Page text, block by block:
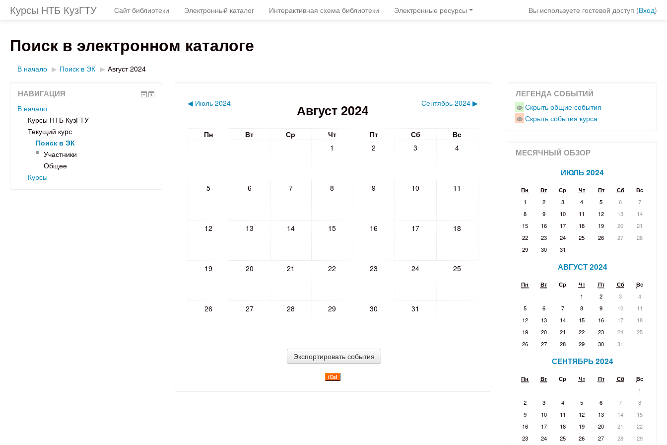
Курсы НТБ КузГТУ Вы используете гостевой доступ (Вход)
Сайт библиотеки Электронный каталог Интерактивная схема библиотеки Электронные ресурсы
Поиск в электронном каталоге
В начало ▶ Поиск в ЭК ▶ Август 2024
◀ Июль 2024 Август 2024 Сентябрь 2024 ▶
Пн Вт Ср Чт Пт Сб
Вс
1
2 3 4
5 6 7 8 9 10 11
12 13 14 15 16 17 18
19 20 21 22 23 24 25
26 27 28 29 30 31
iCal
НАВИГАЦИЯ
В начало
Курсы НТБ КузГТУ
Текущий курс
Поиск в ЭК
Участники
Общее
Курсы
ЛЕГЕНДА СОБЫТИЙ
Скрыть общие события
Скрыть события курса
МЕСЯЧНЫЙ ОБЗОР
ИЮЛЬ 2024
Пн Вт Ср Чт Пт Сб
Вс
1
2 3 4 5 6
7
8
9 10 11 12 13
14
15
16 17 18 19 20
21
22
23 24 25 26 27
28
29
30 31
АВГУСТ 2024
Пн Вт Ср Чт Пт Сб
Вс
1
2 3
4
5
6 7 8 9 10
11
12
13 14 15 16 17
18
19
20 21 22 23 24
25
26
27 28 29 30 31
СЕНТЯБРЬ 2024
Пн Вт Ср Чт Пт Сб
Вс
1
2
3 4 5 6 7
8
9
10 11 12 13 14
15
16
17 18 19 20 21
22
23
24 25 26 27 28 29